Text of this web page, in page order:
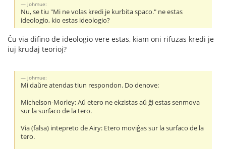
johmue:
Nu, se tiu "Mi ne volas kredi je kurbita spaco." ne estas
ideologio, kio estas ideologio?
Ĉu via difino de ideologio vere estas, kiam oni rifuzas kredi je
iuj krudaj teorioj?
johmue:
Mi daŭre atendas tiun respondon. Do denove:
Michelson-Morley: Aŭ etero ne ekzistas aŭ ĝi estas senmova
sur la surfaco de la tero.
Via (falsa) intepreto de Airy: Etero moviĝas sur la surfaco de la
tero.